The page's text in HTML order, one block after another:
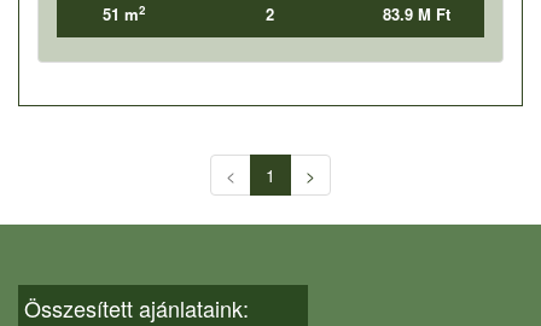
51 m2 2 83.9 M Ft
< 1 >
Összesített ajánlataink: